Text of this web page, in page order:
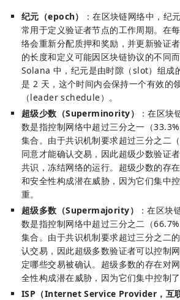
纪元（epoch）
：在区块链网络中，纪
常用于定义验证者节点的工作周期。在
络会重新分配质押和奖励，并更新验证
的长度和定义可能因区块链协议的不同
Solana 中，纪元是由时隙（slot）组成
是 2 天，这个时间内会保持一个有效的
（leader schedule）。
超级少数（Superminority）
：在区块
数是指控制网络中超过三分之一（
集合。由于共识机制要求超过三分之二
同意才能确认交易，因此超级少数验证
共识，冻结网络的运行。超级少数的存
和安全性构成潜在威胁，因为它们集中
重。
超级多数（Supermajority）
：在区块
数是指控制网络中超过三分之二（
集合。由于共识机制要求超过三分之二
认交易，因此超级多数验证者可以控制
定哪些交易被确认。超级多数的存在对
全性构成潜在威胁，因为它们集中控制了
ISP（Internet Service Provider，互